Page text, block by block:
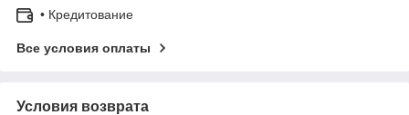
• Кредитование
Все условия оплаты
Условия возврата